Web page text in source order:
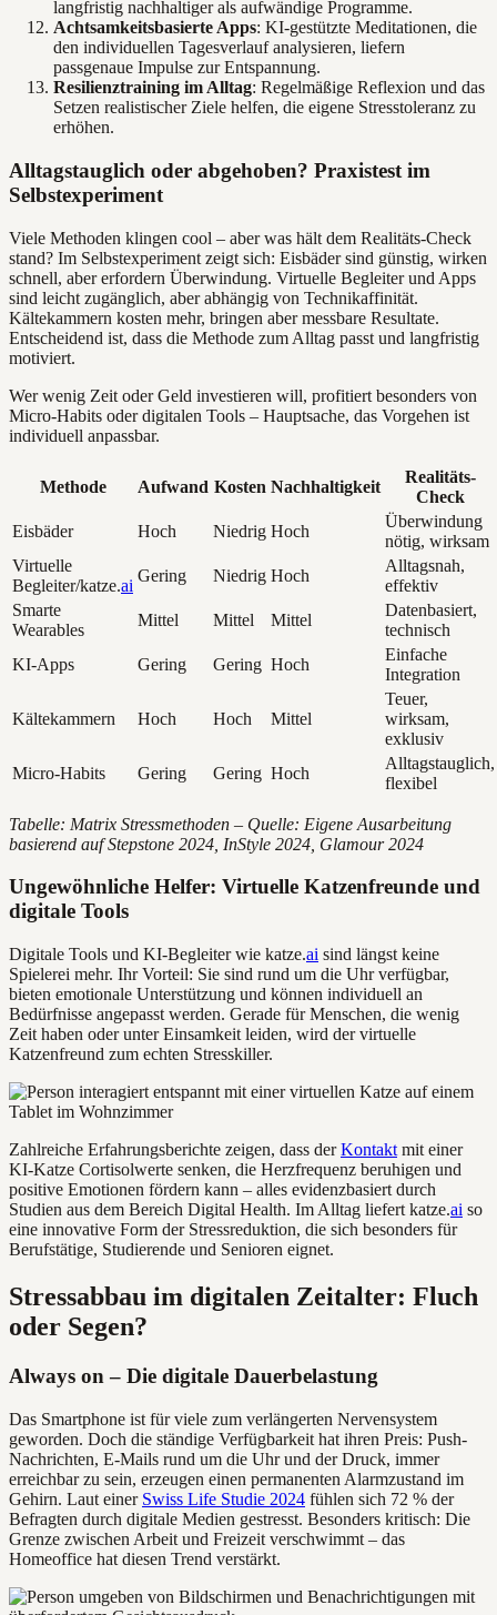
langfristig nachhaltiger als aufwändige Programme.
Achtsamkeitsbasierte Apps: KI-gestützte Meditationen, die
den individuellen Tagesverlauf analysieren, liefern
passgenaue Impulse zur Entspannung.
Resilienztraining im Alltag: Regelmäßige Reflexion und das
Setzen realistischer Ziele helfen, die eigene Stresstoleranz zu
erhöhen.
Alltagstauglich oder abgehoben? Praxistest im
Selbstexperiment
Viele Methoden klingen cool – aber was hält dem Realitäts-Check
stand? Im Selbstexperiment zeigt sich: Eisbäder sind günstig, wirken
schnell, aber erfordern Überwindung. Virtuelle Begleiter und Apps
sind leicht zugänglich, aber abhängig von Technikaffinität.
Kältekammern kosten mehr, bringen aber messbare Resultate.
Entscheidend ist, dass die Methode zum Alltag passt und langfristig
motiviert.
Wer wenig Zeit oder Geld investieren will, profitiert besonders von
Micro-Habits oder digitalen Tools – Hauptsache, das Vorgehen ist
individuell anpassbar.
Methode Aufwand Kosten Nachhaltigkeit
Realitäts-
Check
Eisbäder
Hoch Niedrig Hoch
Überwindung
nötig, wirksam
Virtuelle
Begleiter/katze.ai
Gering Niedrig Hoch
Alltagsnah,
effektiv
Smarte
Wearables
Mittel Mittel Mittel
Datenbasiert,
technisch
KI-Apps
Gering Gering Hoch
Einfache
Integration
Kältekammern Hoch Hoch Mittel
Teuer,
wirksam,
exklusiv
Micro-Habits
Gering Gering Hoch
Alltagstauglich,
flexibel
Tabelle: Matrix Stressmethoden – Quelle: Eigene Ausarbeitung
basierend auf Stepstone 2024, InStyle 2024, Glamour 2024
Ungewöhnliche Helfer: Virtuelle Katzenfreunde und
digitale Tools
Digitale Tools und KI-Begleiter wie katze.ai sind längst keine
Spielerei mehr. Ihr Vorteil: Sie sind rund um die Uhr verfügbar,
bieten emotionale Unterstützung und können individuell an
Bedürfnisse angepasst werden. Gerade für Menschen, die wenig
Zeit haben oder unter Einsamkeit leiden, wird der virtuelle
Katzenfreund zum echten Stresskiller.
Zahlreiche Erfahrungsberichte zeigen, dass derKontakt mit einer
KI-Katze Cortisolwerte senken, die Herzfrequenz beruhigen und
positive Emotionen fördern kann – alles evidenzbasiert durch
Studien aus dem Bereich Digital Health. Im Alltag liefert katze.ai so
eine innovative Form der Stressreduktion, die sich besonders für
Berufstätige, Studierende und Senioren eignet.
Stressabbau im digitalen Zeitalter: Fluch
oder Segen?
Always on – Die digitale Dauerbelastung
Das Smartphone ist für viele zum verlängerten Nervensystem
geworden. Doch die ständige Verfügbarkeit hat ihren Preis: Push-
Nachrichten, E-Mails rund um die Uhr und der Druck, immer
erreichbar zu sein, erzeugen einen permanenten Alarmzustand im
Gehirn. Laut einer Swiss Life Studie 2024 fühlen sich 72 % der
Befragten durch digitale Medien gestresst. Besonders kritisch: Die
Grenze zwischen Arbeit und Freizeit verschwimmt – das
Homeoffice hat diesen Trend verstärkt.